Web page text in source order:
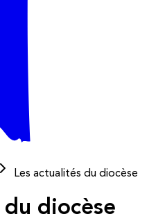
Les actualités du diocèse
diocèse